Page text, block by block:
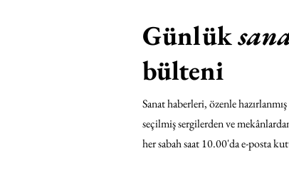
Günlük
bülteni
Sanat haberleri, özenle
seçilmiş sergilerden ve
her sabah saat 10.00'da e-posta